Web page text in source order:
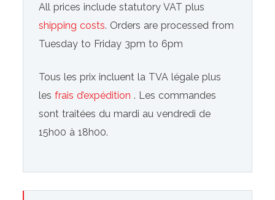
All prices include statutory VAT plus
shipping costs. Orders are processed from
Tuesday to Friday 3pm to 6pm
Tous les prix incluent la TVA légale plus
lesfrais d’expédition . Les commandes
sont traitées du mardi au vendredi de
15h00 à 18h00.